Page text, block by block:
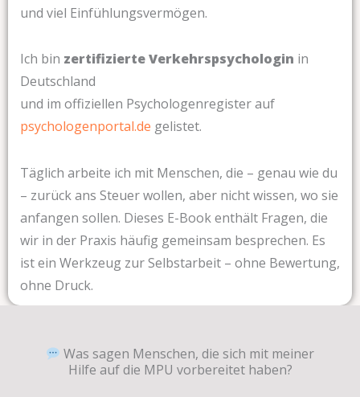
und viel Einfühlungsvermögen.
Ich bin zertifizierte Verkehrspsychologin in
Deutschland
und im offiziellen Psychologenregister auf
psychologenportal.de gelistet.
Täglich arbeite ich mit Menschen, die – genau wie du
– zurück ans Steuer wollen, aber nicht wissen, wo sie
anfangen sollen. Dieses E-Book enthält Fragen, die
wir in der Praxis häufig gemeinsam besprechen. Es
ist ein Werkzeug zur Selbstarbeit – ohne Bewertung,
ohne Druck.
Was sagen Menschen, die sich mit meiner
Hilfe auf die MPU vorbereitet haben?